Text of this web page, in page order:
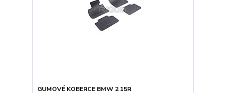
GUMOVÉ KOBERCE BMW 2 15R